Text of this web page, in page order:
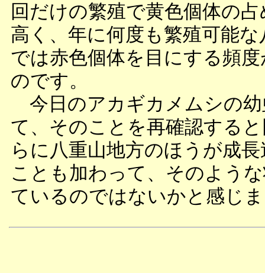
回だけの繁殖で黄色個体の
高く、年に何度も繁殖可能な
では赤色個体を目にする頻
のです。
今日のアカギカメムシの幼
て、そのことを再確認する
らに八重山地方のほうが成
ことも加わって、そのよう
ているのではないかと感じ